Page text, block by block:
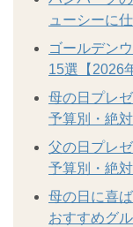
ューシーに
ゴールデン
15選【2026
母の日プレ
予算別・絶
父の日プレ
予算別・絶
母の日に喜
おすすめグ